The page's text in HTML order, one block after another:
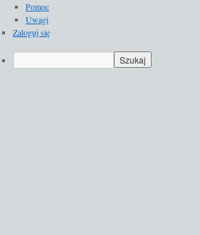
Pomoc
Uwagi
Zaloguj się
Szukaj